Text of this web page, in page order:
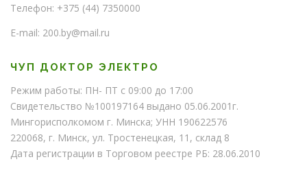
Телефон: +375 (44) 7350000
E-mail: 200.by@mail.ru
ЧУП ДОКТОР ЭЛЕКТРО
Режим работы: ПН- ПТ с 09:00 до 17:00
Свидетельство №100197164 выдано 05.06.2001г.
Мингорисполкомом г. Минска; УНН 190622576
220068, г. Минск, ул. Тростенецкая, 11, склад 8
Дата регистрации в Торговом реестре РБ: 28.06.2010